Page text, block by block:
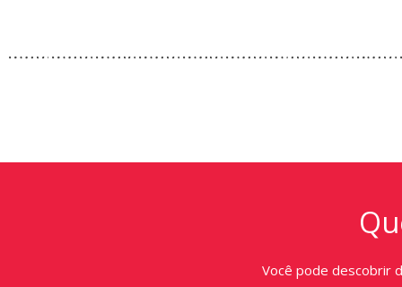
Você pode descobrir